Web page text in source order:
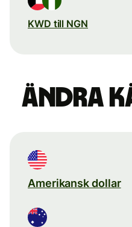
KWD till NGN
Ändra
Amerikansk dollar